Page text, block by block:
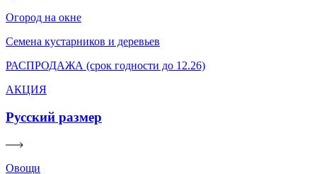
Огород на окне
Семена кустарников и деревьев
РАСПРОДАЖА (срок годности до 12.26)
АКЦИЯ
Русский размер
Овощи